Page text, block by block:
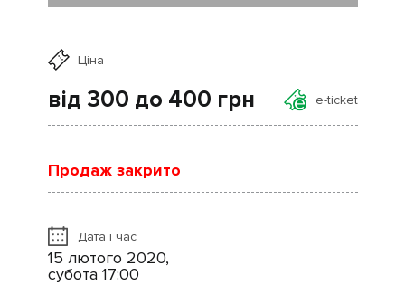
Ціна
від 300 до 400 грн e-ticket
Продаж закрито
Дата і час
15 лютого 2020,
субота 17:00